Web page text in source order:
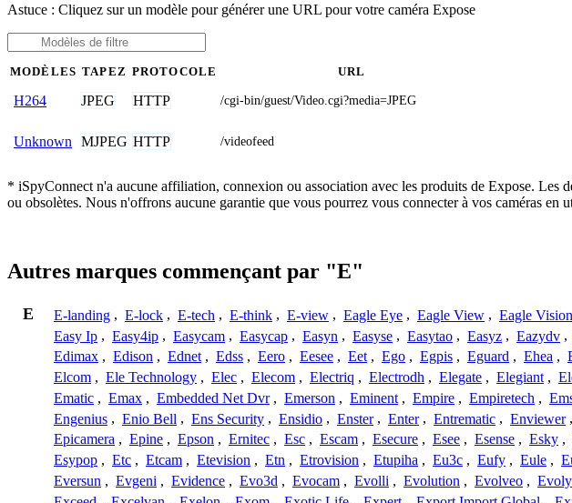
Astuce : Cliquez sur un modèle pour générer une URL pour votre caméra Expose
MODÈLES TAPEZ PROTOCOLE URL
H264 JPEG HTTP /cgi-bin/guest/Video.cgi?media=JPEG
Unknown MJPEG HTTP /videofeed
* iSpyConnect n'a aucune affiliation, connexion ou association avec les produits de Expose.
ou obsolètes. Nous n'offrons aucune garantie que vous pourrez vous connecter à vos caméras en
Autres marques commençant par "E"
E E-landing , E-lock , E-tech , E-think , E-view , Eagle Eye , Eagle View , Eagle Vision
Easy Ip , Easy4ip , Easycam , Easycap , Easyn , Easyse , Easytao , Easyz , Eazydv ,
Edimax , Edison , Ednet , Edss , Eero , Eesee , Eet , Ego , Egpis , Eguard , Ehea ,
Elcom , Ele Technology , Elec , Elecom , Electriq , Electrodh , Elegate , Elegiant ,
Ematic , Emax , Embedded Net Dvr , Emerson , Eminent , Empire , Empiretech ,
Engenius , Enio Bell , Ens Security , Ensidio , Enster , Enter , Entrematic , Enviewer ,
Epicamera , Epine , Epson , Ernitec , Esc , Escam , Esecure , Esee , Esense , Esky ,
Esypop , Etc , Etcam , Etevision , Etn , Etrovision , Etupiha , Eu3c , Eufy , Eule ,
Eversun , Evgeni , Evidence , Evo3d , Evocam , Evolli , Evolution , Evolveo ,